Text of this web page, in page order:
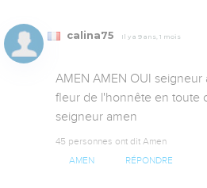
calina75 Il y a 9 ans, 1 mois
AMEN AMEN OUI seigneur
fleur de l'honnête en toute
seigneur amen
45 personnes ont dit Amen
AMEN RÉPONDRE